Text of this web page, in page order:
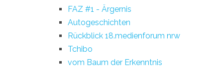
FAZ #1 - Ärgernis
Autogeschichten
Rückblick 18.medienforum nrw
Tchibo
vom Baum der Erkenntnis